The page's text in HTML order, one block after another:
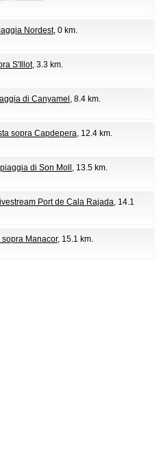
Nordest, 0 km.
S'Illot, 3.3 km.
di Canyamel , 8.4 km.
sopra Capdepera, 12.4 km.
di Son Moll , 13.5 km.
Port de Cala Rajada, 14.1
sopra Manacor, 15.1 km.